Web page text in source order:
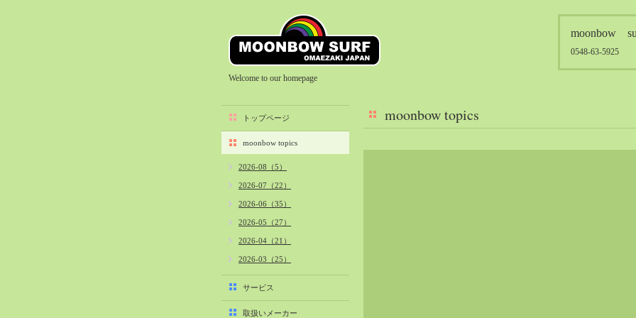
moonbow
0548-63-5925
Welcome to our homepage
moonbow topics
トップページ
moonbow topics
2026-08（5）
2026-07（22）
2026-06（35）
2026-05（27）
2026-04（21）
2026-03（25）
2026-02（22）
2025-12（34）
サービス
取扱いメーカー